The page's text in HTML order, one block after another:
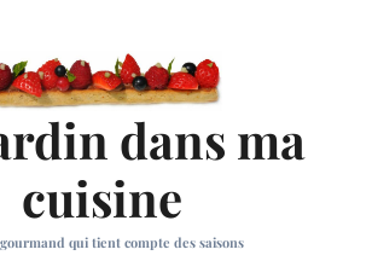
dans ma
cuisine
qui tient compte des saisons